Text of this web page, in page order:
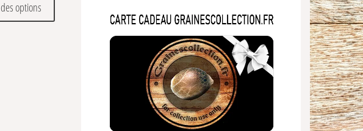
choisies sur la page du produit
options